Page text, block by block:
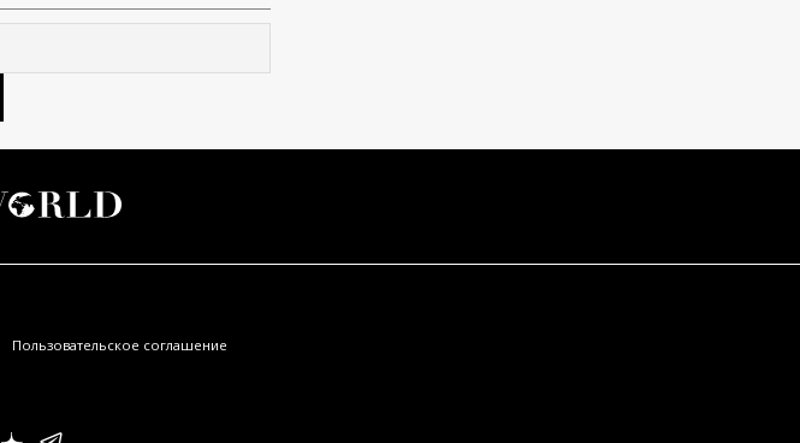
Пользовательское соглашение